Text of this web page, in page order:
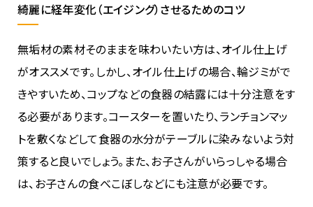
綺麗に経年変化（エイジング）させるためのコツ
無垢材の素材そのままを味わいたい方は、オイル仕上げ
がオススメです。しかし、オイル仕上げの場合、輪ジミがで
きやすいため、コップなどの食器の結露には十分注意をす
る必要があります。コースターを置いたり、ランチョンマッ
トを敷くなどして食器の水分がテーブルに染みないよう対
策すると良いでしょう。また、お子さんがいらっしゃる場合
は、お子さんの食べこぼしなどにも注意が必要です。